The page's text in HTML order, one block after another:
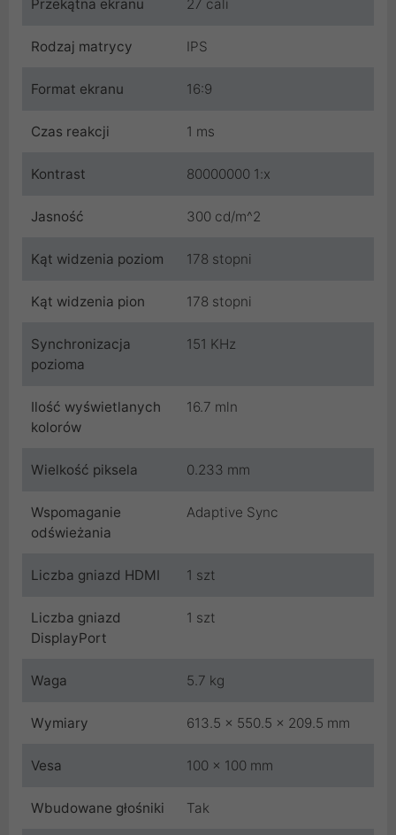
Przekątna ekranu 27 cali
Rodzaj matrycy IPS
Format ekranu 16:9
Czas reakcji 1 ms
Kontrast 80000000 1:x
Jasność 300 cd/m^2
Kąt widzenia poziom 178 stopni
Kąt widzenia pion 178 stopni
Synchronizacja
pozioma
151 KHz
Ilość wyświetlanych
kolorów
16.7 mln
Wielkość piksela 0.233 mm
Wspomaganie
odświeżania
Adaptive Sync
Liczba gniazd HDMI 1 szt
Liczba gniazd
DisplayPort
1 szt
Waga 5.7 kg
Wymiary 613.5 x 550.5 x 209.5 mm
Vesa 100 x 100 mm
Wbudowane głośniki Tak